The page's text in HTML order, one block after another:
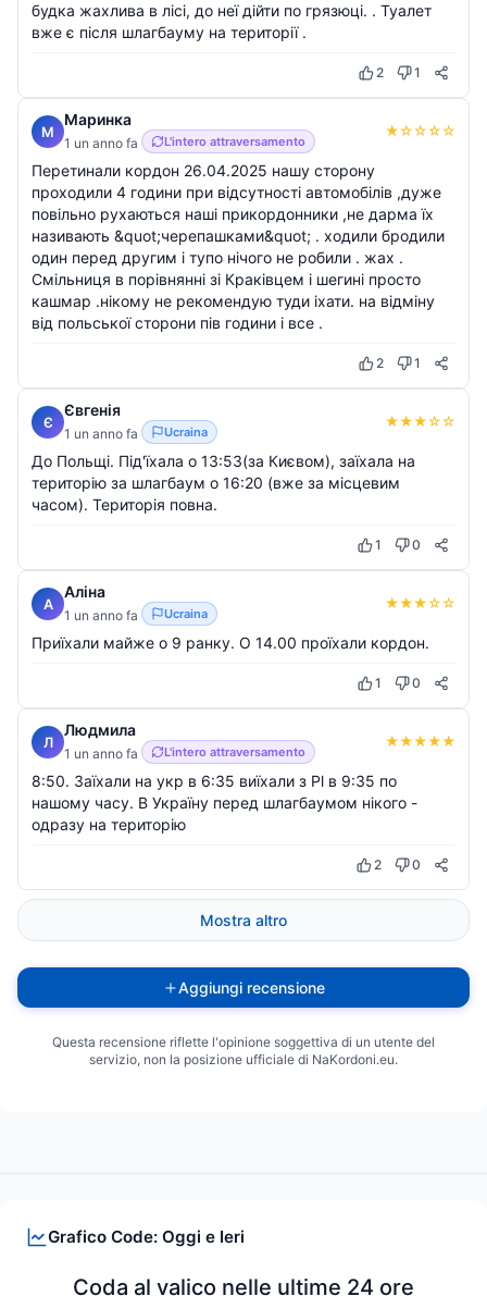
Grafico Code: Oggi e Ieri
Coda al valico nelle ultime 24 ore
будка жахлива в лісі, до неї дійти по грязюці. . Туалет
вже є після шлагбауму на території .
2 1
М
Маринка
1 un anno fa L'intero attraversamento
★☆☆☆☆
Перетинали кордон 26.04.2025 нашу сторону
проходили 4 години при відсутності автомобілів ,дуже
повільно рухаються наші прикордонники ,не дарма їх
називають &quot;черепашками&quot; . ходили бродили
один перед другим і тупо нічого не робили . жах .
Смільниця в порівнянні зі Краківцем і шегині просто
кашмар .нікому не рекомендую туди іхати. на відміну
від польської сторони пів години і все .
2 1
Є
Євгенія
1 un anno fa Ucraina
★★★☆☆
До Польщі. Під'їхала о 13:53(за Києвом), заїхала на
територію за шлагбаум о 16:20 (вже за місцевим
часом). Територія повна.
1 0
А
Аліна
1 un anno fa Ucraina
★★★☆☆
Приїхали майже о 9 ранку. О 14.00 проїхали кордон.
1 0
Л
Людмила
1 un anno fa L'intero attraversamento
★★★★★
8:50. Заїхали на укр в 6:35 виїхали з Pl в 9:35 по
нашому часу. В Україну перед шлагбаумом нікого -
одразу на територію
2 0
Mostra altro
Aggiungi recensione
Questa recensione riflette l'opinione soggettiva di un utente del
servizio, non la posizione ufficiale di NaKordoni.eu.